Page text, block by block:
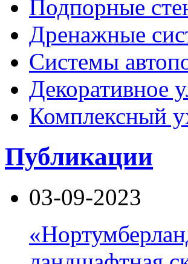
Подпорные
Дренажные
Системы
Декоративное
Комплексный
Публикации
03-09-2023